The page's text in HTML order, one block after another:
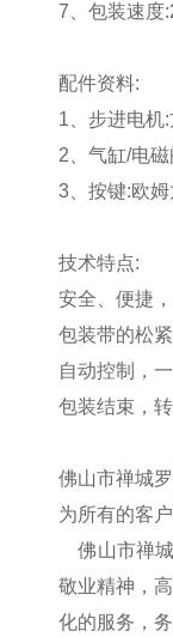
7、包装速度
配件资料:
1、步进电机
2、气缸/电
3、按键:欧姆
技术特点:
安全、便捷
包装带的松
自动控制，
包装结束，
佛山市禅城
为所有的客
佛山市禅城
敬业精神，
化的服务，